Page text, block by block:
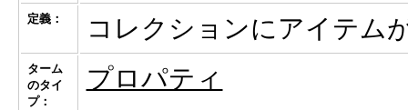
定義： コレクションにアイテム
ターム
のタイ
プ：
プロパティ